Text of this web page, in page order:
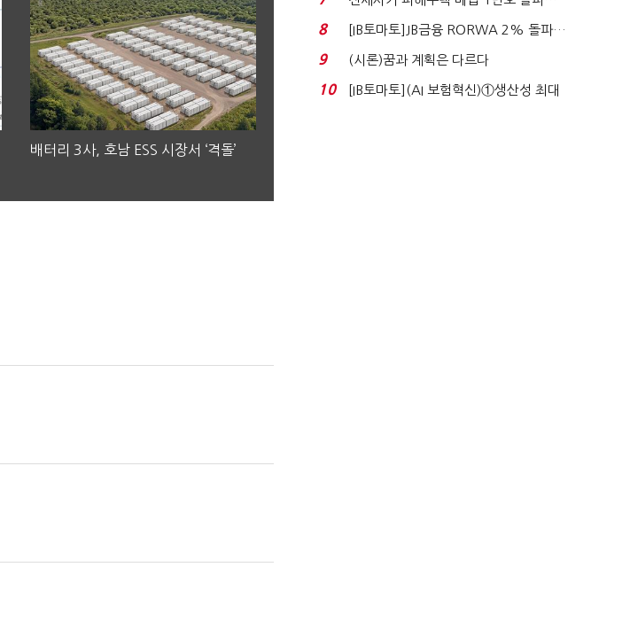
배터리 3사, 호남 ESS 시장서 ‘격돌’
누적 피해자 4만2...
8
[IB토마토]JB금융 RORWA 2% 돌파…
실적 견인은 은행 ...
9 (시론)꿈과 계획은 다르다
10
[IB토마토](AI 보험혁신)①생산성 최대